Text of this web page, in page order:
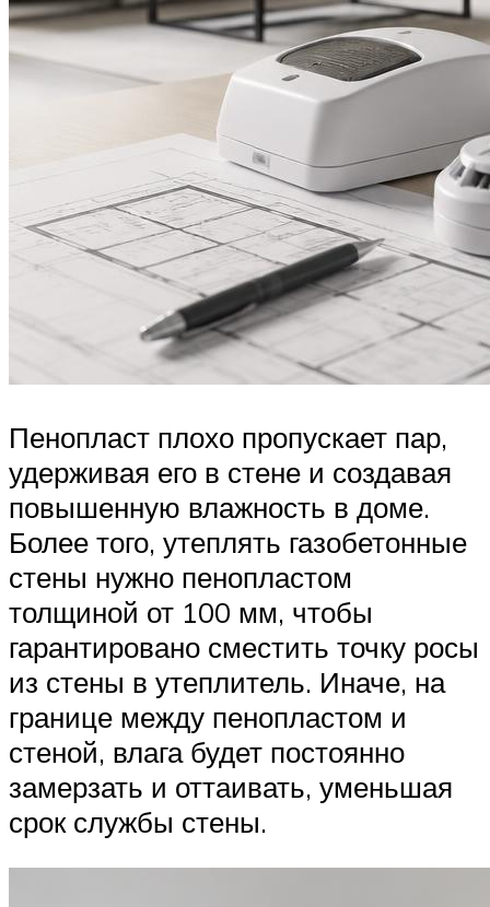
Пенопласт плохо пропускает пар,
удерживая его в стене и создавая
повышенную влажность в доме.
Более того, утеплять газобетонные
стены нужно пенопластом
толщиной от 100 мм, чтобы
гарантировано сместить точку росы
из стены в утеплитель. Иначе, на
границе между пенопластом и
стеной, влага будет постоянно
замерзать и оттаивать, уменьшая
срок службы стены.